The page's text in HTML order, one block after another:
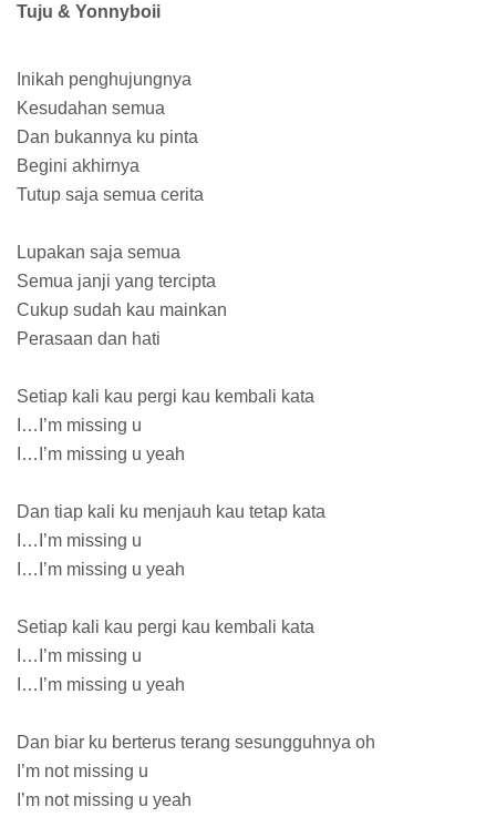
Tuju & Yonnyboii
Inikah penghujungnya
Kesudahan semua
Dan bukannya ku pinta
Begini akhirnya
Tutup saja semua cerita
Lupakan saja semua
Semua janji yang tercipta
Cukup sudah kau mainkan
Perasaan dan hati
Setiap kali kau pergi kau kembali kata
I…I’m missing u
I…I’m missing u yeah
Dan tiap kali ku menjauh kau tetap kata
I…I’m missing u
I…I’m missing u yeah
Setiap kali kau pergi kau kembali kata
I…I’m missing u
I…I’m missing u yeah
Dan biar ku berterus terang sesungguhnya oh
I’m not missing u
I’m not missing u yeah